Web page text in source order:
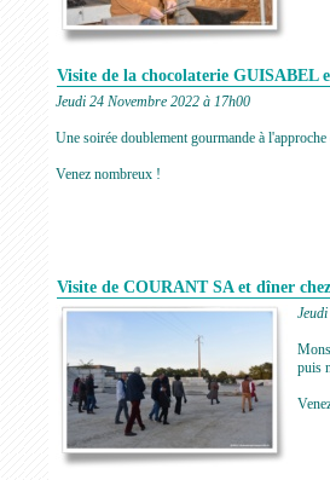
Visite de la chocolaterie GUISABEL
Jeudi 24 Novembre 2022 à 17h00
Une soirée doublement gourmande à l'approche
Venez nombreux !
Visite de COURANT SA et dîner
puis